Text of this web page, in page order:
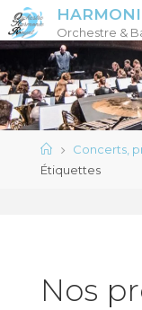
Skip
to
content
Orchestre &
HomeConcerts,
Étiquettes
Nos